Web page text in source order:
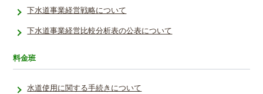
下水道事業経営戦略について
下水道事業経営比較分析表の公表について
料金班
水道使用に関する手続きについて